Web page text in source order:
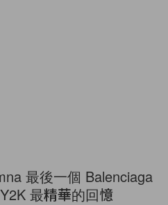
最後一個 Balenciaga
最精華的回憶